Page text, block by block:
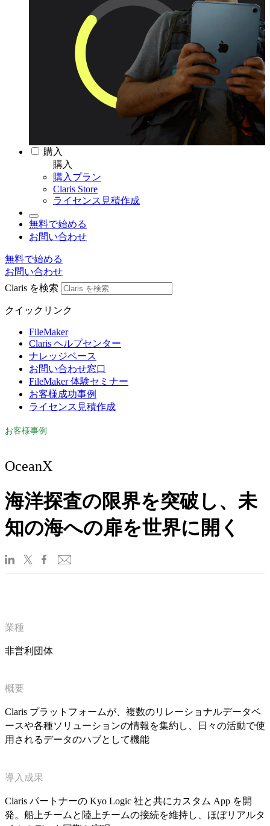
購入
購入
購入プラン
Claris Store
ライセンス見積作成
無料で始める
お問い合わせ
無料で始める
お問い合わせ
Claris を検索
クイックリンク
FileMaker
Claris ヘルプセンター
ナレッジベース
お問い合わせ窓口
FileMaker 体験セミナー
お客様成功事例
ライセンス見積作成
お客様事例
OceanX
海洋探査の限界を突破し、未
知の海への扉を世界に開く
業種
非営利団体
概要
Claris プラットフォームが、複数のリレーショナルデータベ
ースや各種ソリューションの情報を集約し、日々の活動で使
用されるデータのハブとして機能
導入成果
Claris パートナーの Kyo Logic 社と共にカスタム App を開
発。船上チームと陸上チームの接続を維持し、ほぼリアルタ